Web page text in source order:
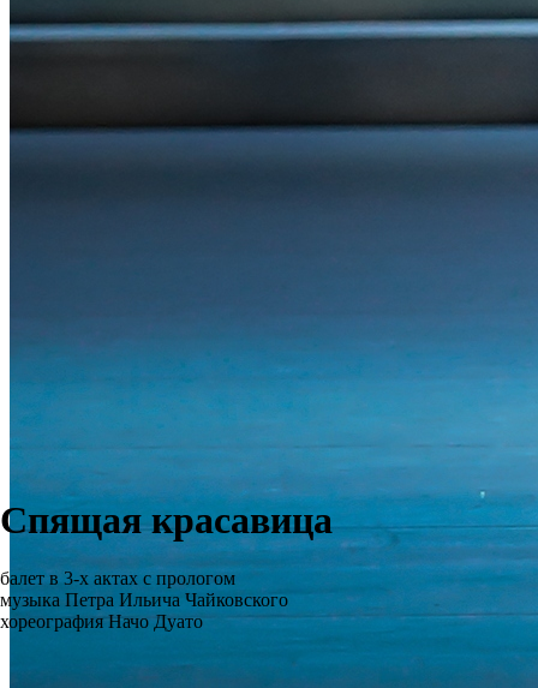
Спящая красавица
балет в 3-х актах с прологом
музыка Петра Ильича Чайковского
хореография Начо Дуато